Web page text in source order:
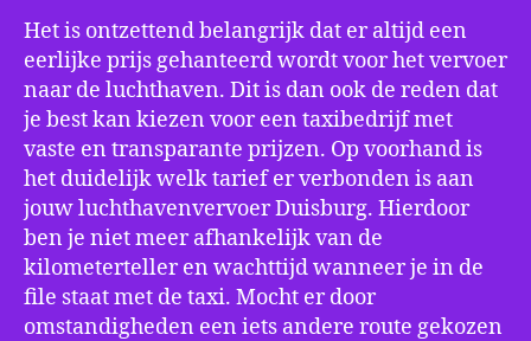
Het is ontzettend belangrijk dat er altijd een
eerlijke prijs gehanteerd wordt voor het vervoer
naar de luchthaven. Dit is dan ook de reden dat
je best kan kiezen voor een taxibedrijf met
vaste en transparante prijzen. Op voorhand is
het duidelijk welk tarief er verbonden is aan
jouw luchthavenvervoer Duisburg. Hierdoor
ben je niet meer afhankelijk van de
kilometerteller en wachttijd wanneer je in de
file staat met de taxi. Mocht er door
omstandigheden een iets andere route gekozen